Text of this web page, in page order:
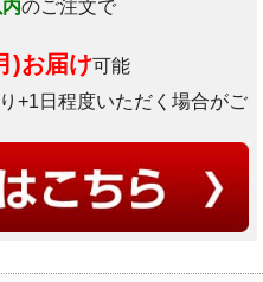
のご注文で
)お届け可能
+1日程度いただく場合がご